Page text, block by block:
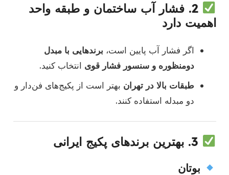
2.
فشار آب ساختمان و طبقه واحد
اهمیت دارد
اگر فشار آب پایین است، برندهایی با مبدل
دومنظوره و سنسور فشار قوی انتخاب کنید.
طبقات بالا در تهران بهتر است از پکیج‌های فن‌دار و
دو مبدله استفاده کنند.
بهترین برندهای پکیج ایرانی
بوتان